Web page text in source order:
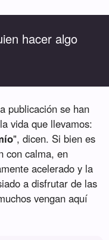
hacer algo
publicación se han
vida que llevamos:
", dicen. Si bien es
con calma, en
acelerado y la
a disfrutar de las
vengan aquí